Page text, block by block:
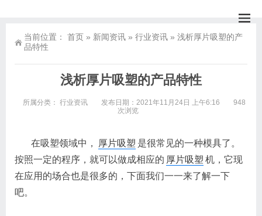
当前位置： 首页 » 新闻资讯 » 行业资讯 » 浅析厚片吸塑的产
品特性
浅析厚片吸塑的产品特性
所属分类： 行业资讯 发布日期：2021年11月24日 上午6:16
948
次浏览
在吸塑领域中， 厚片吸塑 是很常见的一种模具了。
按照一定的程序，就可以做成相应的 厚片吸塑 机，它现
在应用的场合也是很多的，下面我们一一来了解一下
吧。